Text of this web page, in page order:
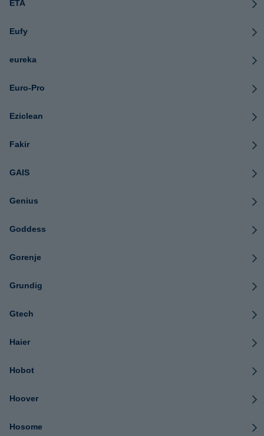
ETA
Eufy
eureka
Euro-Pro
Eziclean
Fakir
GAIS
Genius
Goddess
Gorenje
Grundig
Gtech
Haier
Hobot
Hoover
Hosome